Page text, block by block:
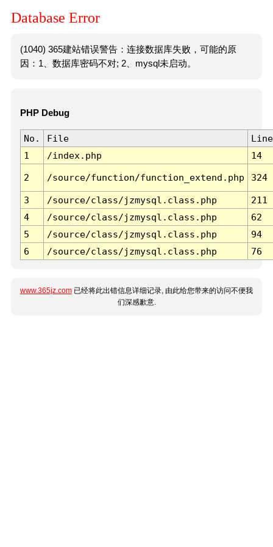
Database Error
(1040) 365建站错误警告：连接数据库失败，可能的原
因：1、数据库密码不对; 2、mysql未启动。
PHP Debug
No. File
Line
1
/index.php 14
2 /source/function/function_extend.php 324
3 /source/class/jzmysql.class.php
211
4
/source/class/jzmysql.class.php
62
5
/source/class/jzmysql.class.php
94
6
/source/class/jzmysql.class.php 76
www.365jz.com 已经将此出错信息详细记录, 由此给您带来的访问不便我
们深感歉意.